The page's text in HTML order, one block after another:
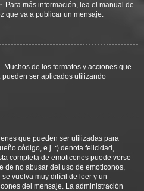
Para más información, lea el manual de
que va a publicar un mensaje.
Muchos de los formatos y acciones que
ser aplicados utilizando
que pueden ser utilizadas para
código, e.j. :) denota felicidad,
completa de emoticones puede verse
de no abusar del uso de emoticonos,
vuelva muy difícil de leer y un
del mensaje. La administración